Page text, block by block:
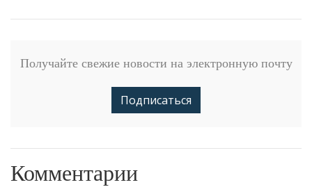
Получайте свежие новости на электронную почту
Подписаться
Комментарии